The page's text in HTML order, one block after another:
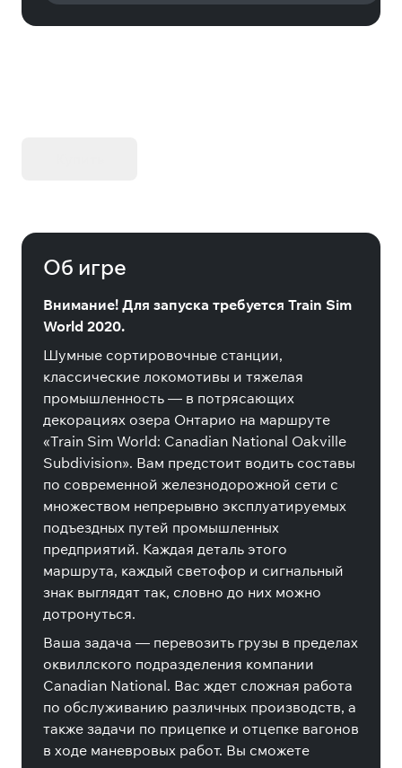
Об игре
Внимание! Для запуска требуется Train Sim
World 2020.
Шумные сортировочные станции,
классические локомотивы и тяжелая
промышленность — в потрясающих
декорациях озера Онтарио на маршруте
«Train Sim World: Canadian National Oakville
Subdivision». Вам предстоит водить составы
по современной железнодорожной сети с
множеством непрерывно эксплуатируемых
подъездных путей промышленных
предприятий. Каждая деталь этого
маршрута, каждый светофор и сигнальный
знак выглядят так, словно до них можно
дотронуться.
Ваша задача — перевозить грузы в пределах
оквиллского подразделения компании
Canadian National. Вас ждет сложная работа
по обслуживанию различных производств, а
также задачи по прицепке и отцепке вагонов
в ходе маневровых работ. Вы сможете